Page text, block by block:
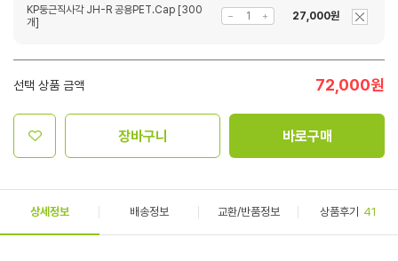
KP둥근직사각 JH-R 공용PET.Cap [300
개]
27,000원
선택 상품 금액 72,000원
장바구니 바로구매
상세정보 배송정보 교환/반품정보 상품후기 41